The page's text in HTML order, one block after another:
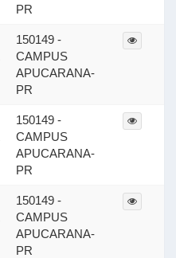
PR
150149 -
CAMPUS
APUCARANA-
PR
150149 -
CAMPUS
APUCARANA-
PR
150149 -
CAMPUS
APUCARANA-
PR